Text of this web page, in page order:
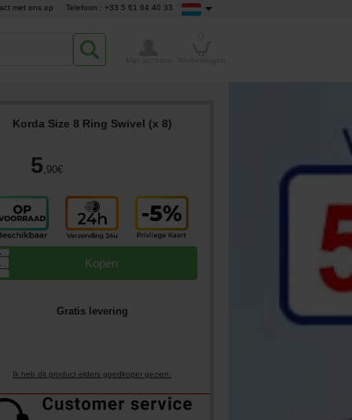
met ons op Telefoon : +33 5 61 64 40 33
Korda Size 8 Ring Swivel (x 8)
5,90€
Kopen
Gratis levering
Ik heb dit product elders goedkoper gezien.